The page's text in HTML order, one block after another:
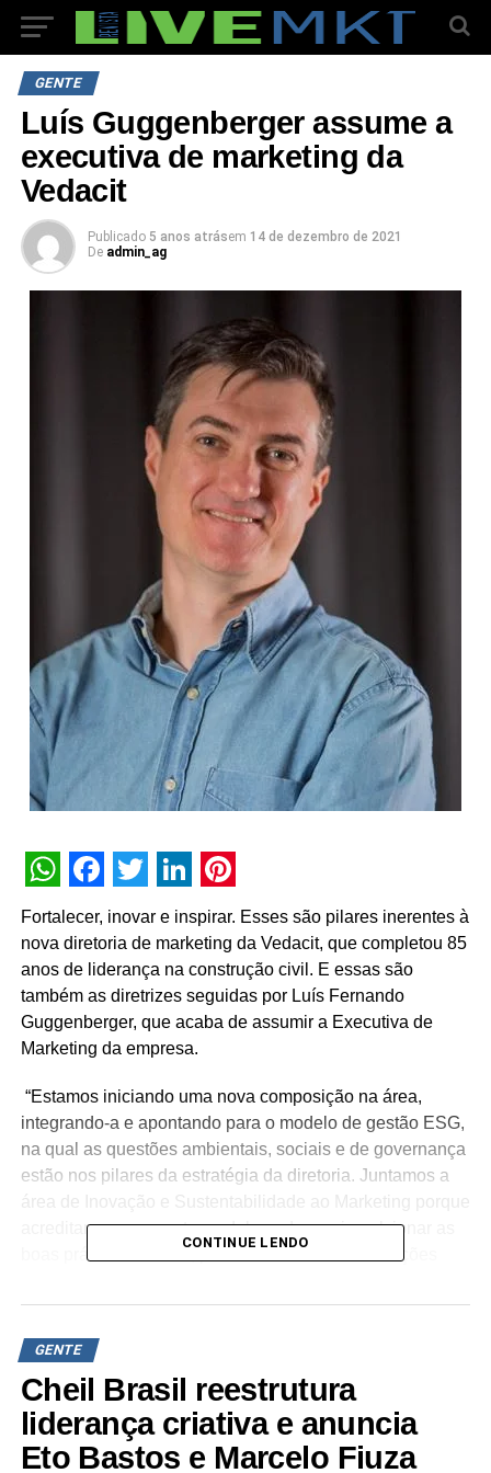
GENTE
Luís Guggenberger assume a
executiva de marketing da
Vedacit
Publicado 5 anos atrásem 14 de dezembro de 2021
De admin_ag
WhatsApp
Facebook
Twitter
LinkedIn
Pinterest
Fortalecer, inovar e inspirar. Esses são pilares inerentes à
nova diretoria de marketing da Vedacit, que completou 85
anos de liderança na construção civil. E essas são
também as diretrizes seguidas por Luís Fernando
Guggenberger, que acaba de assumir a Executiva de
Marketing da empresa.
“Estamos iniciando uma nova composição na área,
integrando-a e apontando para o modelo de gestão ESG,
na qual as questões ambientais, sociais e de governança
estão nos pilares da estratégia da diretoria. Juntamos a
área de Inovação e Sustentabilidade ao Marketing porque
acreditamos que neste modelo podemos impulsionar as
boas práticas no setor, prezando a ética e as relações
repercussão para a empresa, como a criação do Instituto
Vedacit, que é atualmente um dos principais agentes de
transformação do setor, com vistas às áreas social,
cultural, empreendedorismo e geração de renda,
desenvolvendo projetos e apoiando iniciativas valorosas
CONTINUE LENDO
GENTE
Cheil Brasil reestrutura
liderança criativa e anuncia
Eto Bastos e Marcelo Fiuza